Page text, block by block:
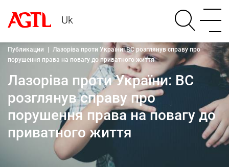
Uk
Публикации
Лазоріва проти України: ВС розглянув справу про
порушення права на повагу до приватного життя
Лазоріва проти України: ВС
розглянув справу про
порушення права на повагу до
приватного життя